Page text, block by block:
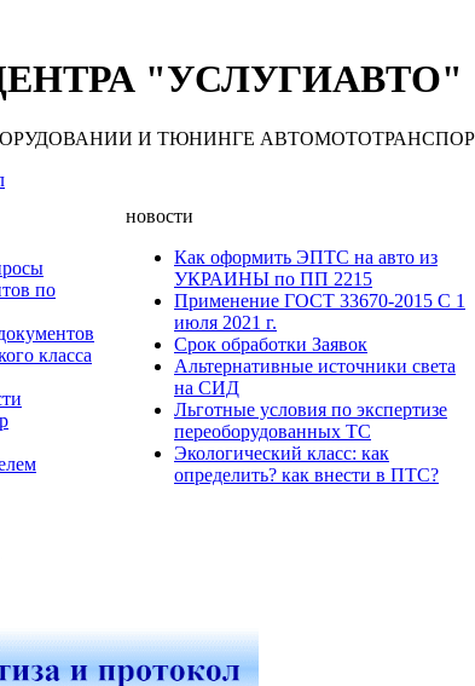
"УСЛУГИАВТО"
И ТЮНИНГЕ
по
класса
новости
Как оформить ЭПТС на авто из
УКРАИНЫ по ПП 2215
Применение ГОСТ 33670-2015 С 1
июля 2021 г.
Срок обработки Заявок
Альтернативные источники света
на СИД
Льготные условия по экспертизе
переоборудованных ТС
Экологический класс: как
определить? как внести в ПТС?